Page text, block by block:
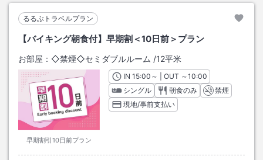
るるぶトラベルプラン
【バイキング朝食付】早期割＜10日前＞プラン
お部屋： ◇禁煙◇セミダブルルーム /12平米
早期割引10日前プラン
INチェックイン
15:00 ～ | OUT チェックアウト
～10:00
シングル
朝食のみ
禁煙
現地/事前支払い